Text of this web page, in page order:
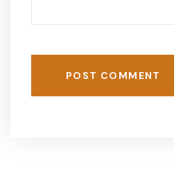
POST COMMENT